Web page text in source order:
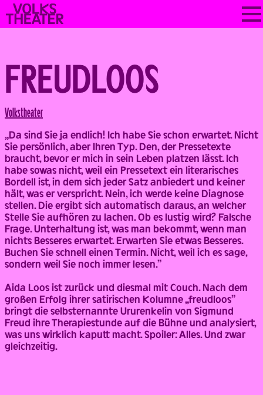
Skip
to
content
VOLKSTHEATER
WIEN
FREUDLOOS
Back
Volks­theater
„Da sind Sie ja endlich! Ich habe Sie schon erwartet. Nicht
Sie persönlich, aber Ihren Typ. Den, der Pressetexte
braucht, bevor er mich in sein Leben platzen lässt. Ich
habe sowas nicht, weil ein Pressetext ein literarisches
Bordell ist, in dem sich jeder Satz anbiedert und keiner
hält, was er verspricht. Nein, ich werde keine Diagnose
stellen. Die ergibt sich automatisch daraus, an welcher
Stelle Sie aufhören zu lachen. Ob es lustig wird? Falsche
Frage. Unterhaltung ist, was man bekommt, wenn man
nichts Besseres erwartet. Erwarten Sie etwas Besseres.
Buchen Sie schnell einen Termin. Nicht, weil ich es sage,
sondern weil Sie noch immer lesen.”
Aida Loos ist zurück und diesmal mit Couch. Nach dem
großen Erfolg ihrer satirischen Kolumne „freudloos”
bringt die selbsternannte Ururenkelin von Sigmund
Freud ihre Therapiestunde auf die Bühne und analysiert,
was uns wirklich kaputt macht. Spoiler: Alles. Und zwar
gleichzeitig.